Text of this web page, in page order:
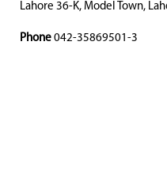
Lahore 36-K, Model Town,
Phone 042-35869501-3